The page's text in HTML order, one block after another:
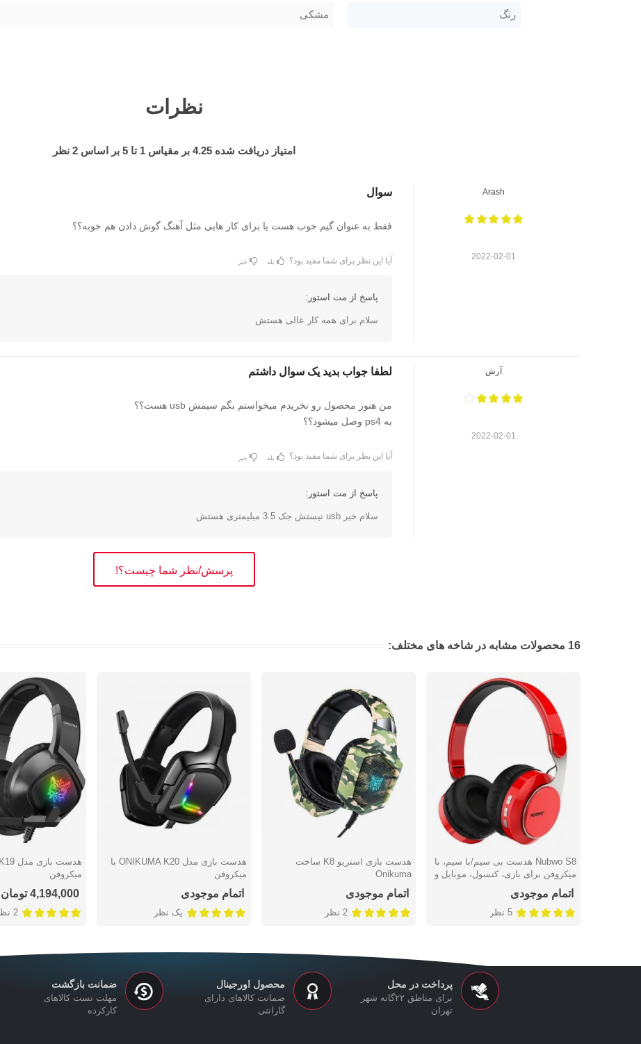
رنگ مشکی
نظرات
امتیاز دریافت شده4.25 بر مقیاس1 تا5 بر اساس2 نظر
Arash
2022-02-01
سوال
فقط به عنوان گیم خوب هست یا برای کار هایی مثل آهنگ گوش دادن هم خوبه؟؟
آیا این نظر برای شما مفید بود؟ بله خیر
پاسخ از مت استور:
سلام برای همه کار عالی هستش
آرش
2022-02-01
لطفا جواب بدید یک سوال داشتم
من هنوز محصول رو نخریدم میخواستم بگم سیمش usb هست؟؟
به ps4 وصل میشود؟؟
آیا این نظر برای شما مفید بود؟ بله خیر
پاسخ از مت استور:
سلام خیر usb نیستش جک 3.5 میلیمتری هستش
پرسش/نظر شما چیست؟!
16 محصولات مشابه در شاخه های مختلف:
دوست داشتن
Nubwo S8 هدست بی سیم/با سیم، با
میکروفن برای بازی، کنسول، موبایل و
تبلت
اتمام موجودی
5 نظر
دوست داشتن
هدست بازی استریو K8 ساخت
Onikuma
اتمام موجودی
2 نظر
دوست داشتن
هدست بازی مدل ONIKUMA K20 با
میکروفن
اتمام موجودی
یک نظر
دوست داشتن
میکروفن
4,194,000 تومان
2 نظر
پرداخت در محل
برای مناطق ۲۲گانه شهر
تهران
محصول اورجینال
ضمانت کالاهای دارای
گارانتی
ضمانت بازگشت
مهلت تست کالاهای
کارکرده